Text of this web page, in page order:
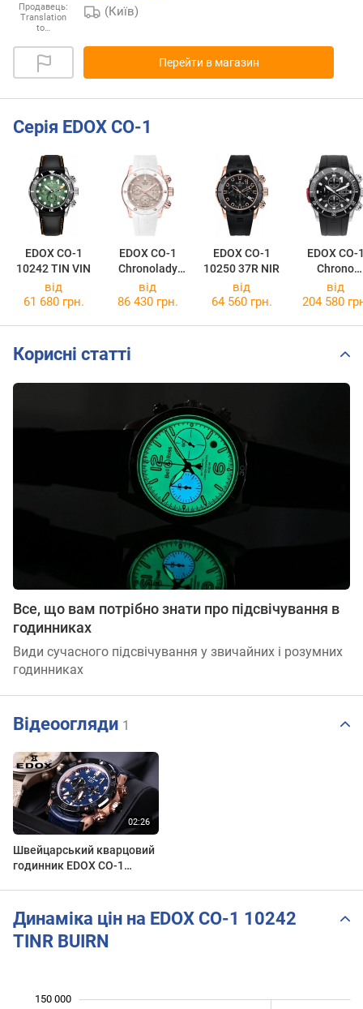
Продавець:
Translation
to…
(Київ)
Перейти в магазин
Серія EDOX CO-1
EDOX CO-1
10242 TIN VIN
EDOX CO-1
Chronolady
10255
37RBCAB
EDOX CO-1
10250 37R NIR
EDOX CO-
Chrono
Automatic
01128-
від
61 680 грн.
від
86 430 грн.
від
64 560 грн.
від
204 580
Корисні статті
Все, що вам потрібно знати про підсвічування в
годинниках
Види сучасного підсвічування у звичайних і розумних
годинниках
Відеоогляди 1
Швейцарський кварцовий
годинник EDOX CO-1
Динаміка цін на EDOX CO-1 10242
TINR BUIRN
150 000